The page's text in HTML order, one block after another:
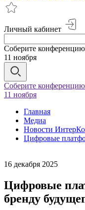
Личный кабинет
Соберите
11 ноября
Соберите
11 ноября
Главная
Медиа
Новости
Цифровые
16 декабря 2025
Цифровые
бренду